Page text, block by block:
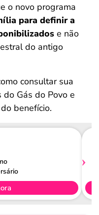
o novo programa
para definir a
e não
do antigo
consultar sua
Gás do Povo e
benefício.